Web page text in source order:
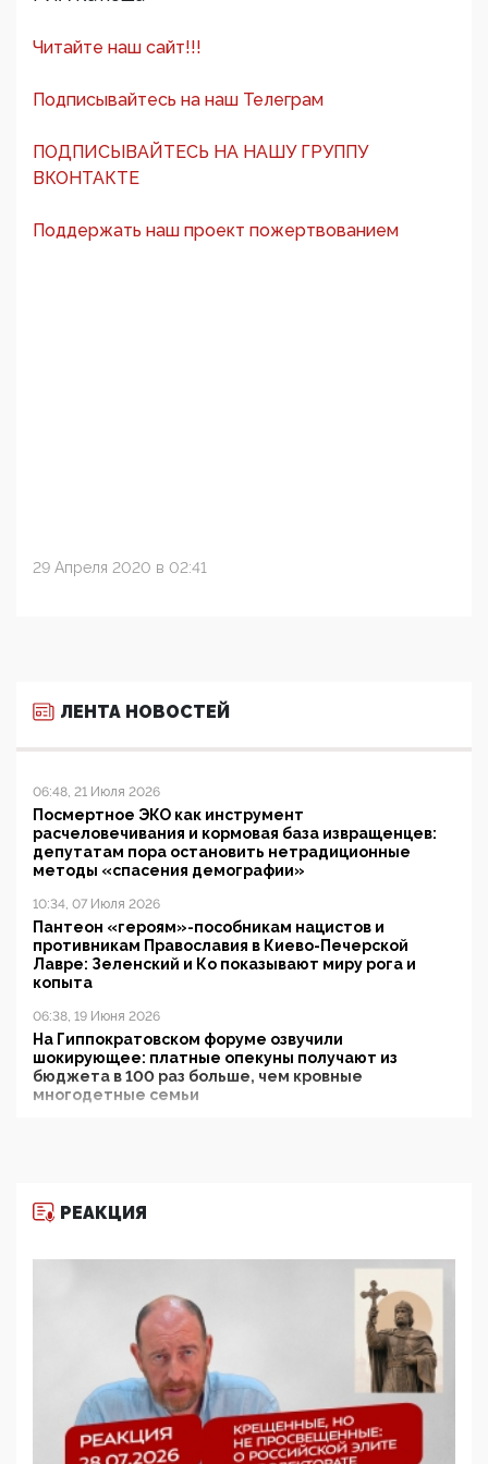
Читайте наш сайт!!!
Подписывайтесь на наш Телеграм
ПОДПИСЫВАЙТЕСЬ НА НАШУ ГРУППУ
ВКОНТАКТЕ
Поддержать наш проект пожертвованием
29 Апреля 2020 в 02:41
ЛЕНТА НОВОСТЕЙ
06:48, 21 Июля 2026
Посмертное ЭКО как инструмент
расчеловечивания и кормовая база извращенцев:
депутатам пора остановить нетрадиционные
методы «спасения демографии»
10:34, 07 Июля 2026
Пантеон «героям»-пособникам нацистов и
противникам Православия в Киево-Печерской
Лавре: Зеленский и Ко показывают миру рога и
копыта
06:38, 19 Июня 2026
На Гиппократовском форуме озвучили
шокирующее: платные опекуны получают из
бюджета в 100 раз больше, чем кровные
многодетные семьи
11:53, 09 Июня 2026
деятельность ИИТО ЮНЕСКО в России, но
цифроглобалисты продолжают определять
повестку в образовании
09:43, 01 Июня 2026
5G за счет здоровья граждан: Минцифры намерено
отобрать у регионов и муниципалитетов право
защищать жилые дома и социальные объекты от
05:58, 26 Мая 2026
РЕАКЦИЯ